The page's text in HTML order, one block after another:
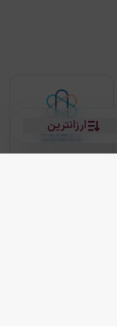
ارزانترین